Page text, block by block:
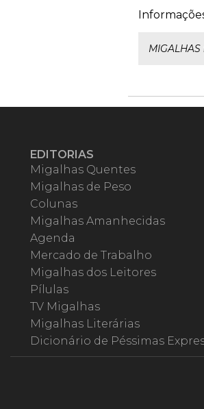
MIGALHAS
EDITORIAS
Migalhas Quentes
Migalhas de Peso
Colunas
Migalhas Amanhecidas
Agenda
Mercado de Trabalho
Migalhas dos Leitores
Pílulas
TV Migalhas
Migalhas Literárias
Dicionário de Péssimas